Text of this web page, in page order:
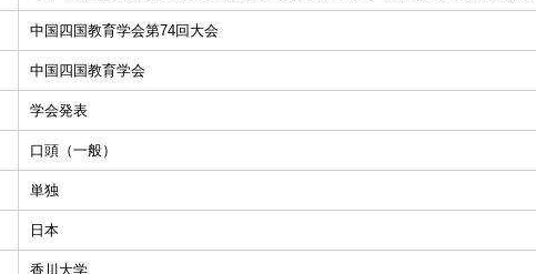
中国四国教育学会第74回大会
中国四国教育学会
学会発表
口頭（一般）
単独
日本
香川大学